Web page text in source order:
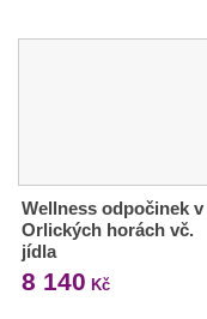
Wellness odpočinek v
Orlických horách vč.
jídla
8 140 Kč